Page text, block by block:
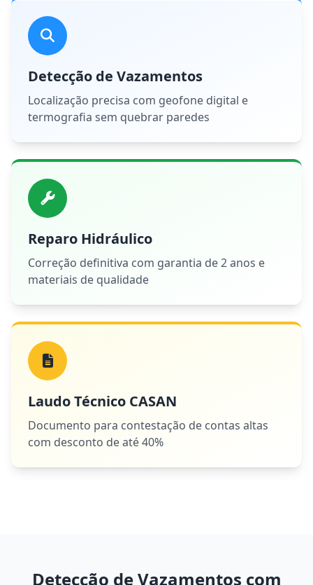
Detecção de Vazamentos
Localização precisa com geofone digital e
termografia sem quebrar paredes
Reparo Hidráulico
Correção definitiva com garantia de 2 anos e
materiais de qualidade
Laudo Técnico CASAN
Documento para contestação de contas altas
com desconto de até 40%
Detecção de Vazamentos com